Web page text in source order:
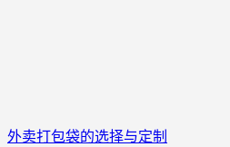
外卖打包袋的选择与定制